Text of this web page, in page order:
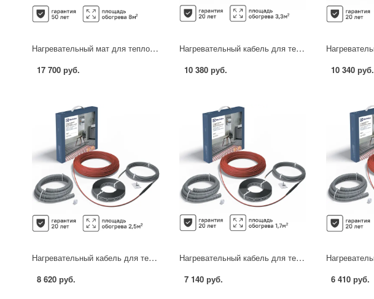
Нагревательный мат для теплого пола Теплолюкс Tropix 8 м2 1280 Вт
17 700 руб.
Нагревательный кабель для теплого пола Electrolux ETC 2-17-400 23.5 м 400 Вт
10 380 руб. 10 340 руб.
Нагревательный кабель для теплого пола Electrolux ETC 2-17-300 17.7 м 300 Вт
8 620 руб.
Нагревательный кабель для теплого пола Electrolux ETC 2-17-200 11.8 м 200 Вт
7 140 руб. 6 410 руб.